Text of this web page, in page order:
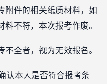
附件的相关纸质材料，如
不符，本次报考作废。
全者，视为无效报名。
认本人是否符合报考条